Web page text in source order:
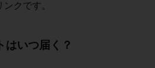
クです。
はいつ届く？